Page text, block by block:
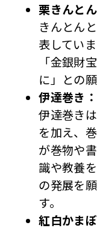
栗きんと
きんとん
表してい
「金銀財
に」との
伊達巻き
伊達巻き
を加え、
が巻物や
識や教養
の発展を
す。
紅白かま